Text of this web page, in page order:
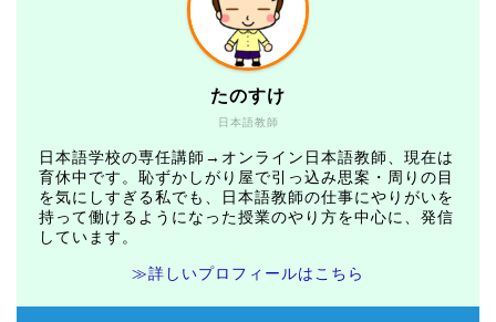
日本語教師
たのすけ
日本語学校の専任講師→オンライン日本語教師、現在は
育休中です。恥ずかしがり屋で引っ込み思案・周りの目
を気にしすぎる私でも、日本語教師の仕事にやりがいを
持って働けるようになった授業のやり方を中心に、発信
しています。
≫詳しいプロフィールはこちら